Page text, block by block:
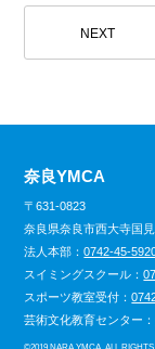
NEXT
奈良YMCA
〒631-0823
奈良県奈良市西大寺国
法人本部：0742-45-
スイミングスクール：
スポーツ教室受付：
芸術文化教育センター：